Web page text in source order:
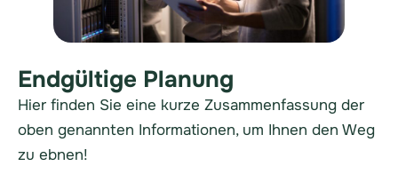
Endgültige Planung
Hier finden Sie eine kurze Zusammenfassung der
oben genannten Informationen, um Ihnen den Weg
zu ebnen!